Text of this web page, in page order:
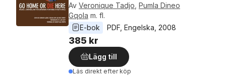
Av Veronique Tadjo Pumla Dineo
Gqola m. fl.
E-bok
PDF Engelska 2008
385 kr
Lägg till
Läs direkt efter köp